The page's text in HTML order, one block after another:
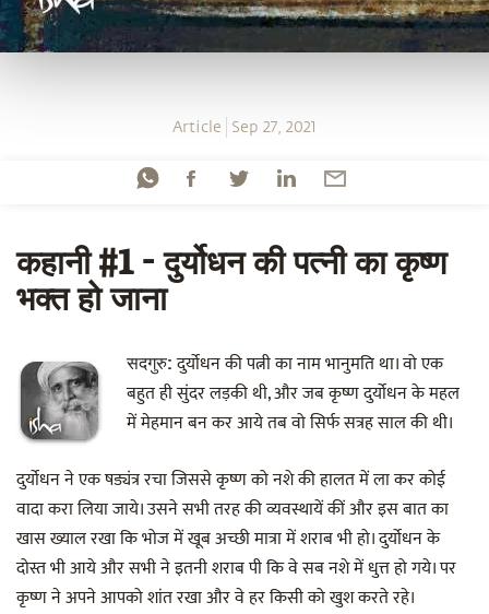
Article Sep 27, 2021
कहानी #1 - दुर्योधन की पत्नी का कृष्ण
भक्त हो जाना
सदगुरु:दुर्योधन की पत्नी का नाम भानुमति था। वो एक
बहुत ही सुंदर लड़की थी, और जब कृष्ण दुर्योधन के महल
में मेहमान बन कर आये तब वो सिर्फ सत्रह साल की थी।
दुर्योधन ने एक षड्यंत्र रचा जिससे कृष्ण को नशे की हालत में ला कर कोई
वादा करा लिया जाये। उसने सभी तरह की व्यवस्थायें कीं और इस बात का
खास ख्याल रखा कि भोज में खूब अच्छी मात्रा में शराब भी हो। दुर्योधन के
दोस्त भी आये और सभी ने इतनी शराब पी कि वे सब नशे में धुत्त हो गये। पर
कृष्ण ने अपने आपको शांत रखा और वे हर किसी को खुश करते रहे।